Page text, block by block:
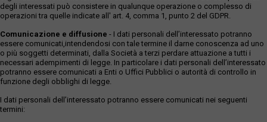
degli interessati può consistere in qualunque operazione o complesso di
operazioni tra quelle indicate all' art. 4, comma 1, punto 2 del GDPR.
Comunicazione e diffusione - I dati personali dell’interessato potranno
essere comunicati,intendendosi con tale termine il darne conoscenza ad uno
o più soggetti determinati, dalla Società a terzi perdare attuazione a tutti i
necessari adempimenti di legge. In particolare i dati personali dell’interessato
potranno essere comunicati a Enti o Uffici Pubblici o autorità di controllo in
funzione degli obblighi di legge.
I dati personali dell’interessato potranno essere comunicati nei seguenti
termini: